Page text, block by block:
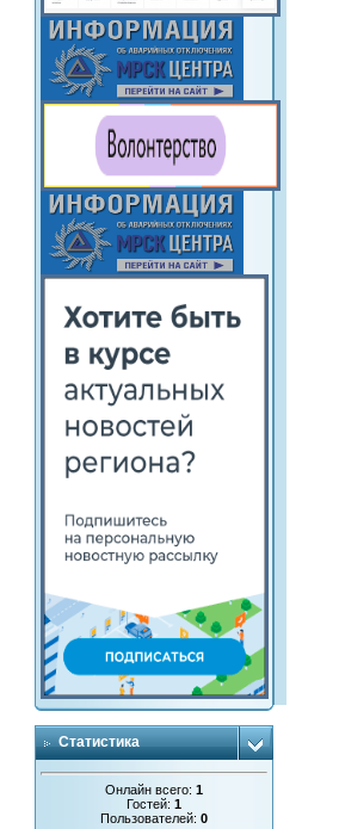
Статистика
Онлайн всего:1
Гостей:1
Пользователей:0